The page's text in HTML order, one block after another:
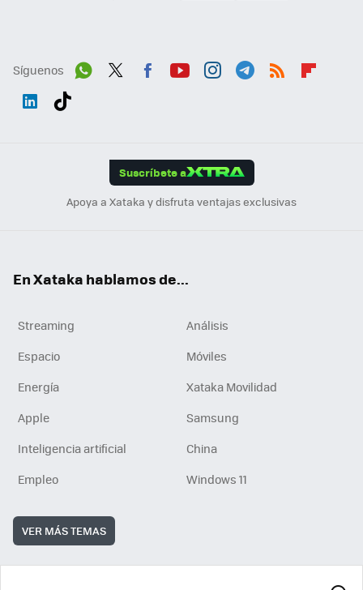
Síguenos
Suscríbete a
Apoya a Xataka y disfruta ventajas exclusivas
En Xataka hablamos de...
Streaming
Análisis
Espacio
Móviles
Energía
Xataka Movilidad
Apple
Samsung
Inteligencia artificial
China
Empleo
Windows 11
VER MÁS TEMAS